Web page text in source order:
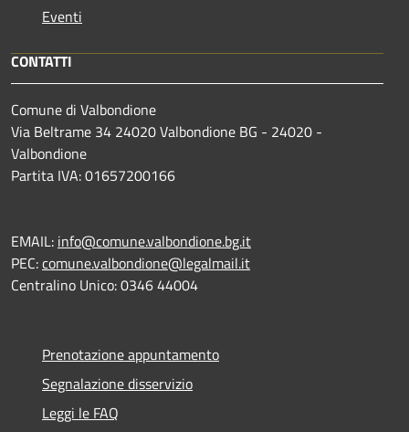
Eventi
CONTATTI
Comune di Valbondione
Via Beltrame 34 24020 Valbondione BG - 24020 -
Valbondione
Partita IVA: 01657200166
EMAIL: info@comune.valbondione.bg.it
PEC:comune.valbondione@legalmail.it
Centralino Unico: 0346 44004
Prenotazione appuntamento
Segnalazione disservizio
Leggi le FAQ